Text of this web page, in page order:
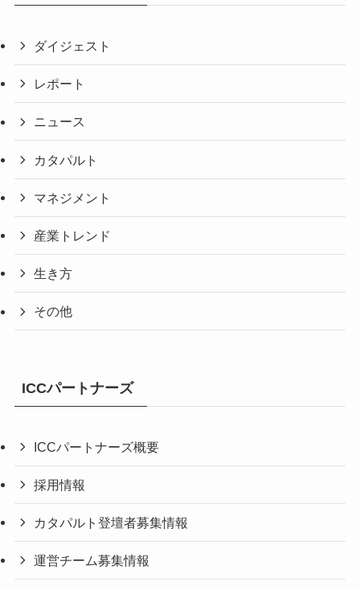
ダイジェスト
レポート
ニュース
カタパルト
マネジメント
産業トレンド
生き方
その他
ICCパートナーズ
ICCパートナーズ概要
採用情報
カタパルト登壇者募集情報
運営チーム募集情報